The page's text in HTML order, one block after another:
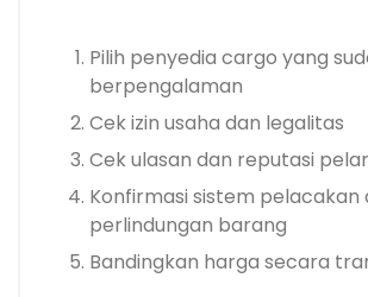
Pilih penyedia cargo yang
berpengalaman
Cek izin usaha dan legalitas
Cek ulasan dan reputasi
Konfirmasi sistem pelacakan
perlindungan barang
Bandingkan harga secara